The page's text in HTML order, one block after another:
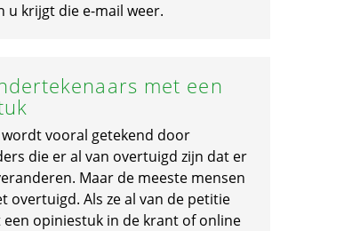
u krijgt die e-mail weer.
met een
vooral getekend door
die er al van overtuigd zijn dat er
Maar de meeste mensen
overtuigd. Als ze al van de petitie
een opiniestuk in de krant of online